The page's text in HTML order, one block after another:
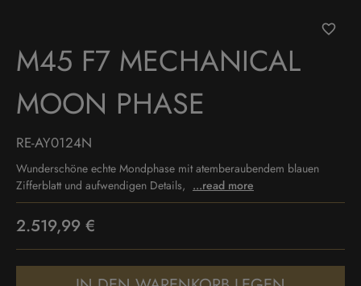
M45 F7 MECHANICAL
MOON PHASE
RE-AY0124N
Wunderschöne echte Mondphase mit atemberaubendem blauen
Zifferblatt und aufwendigen Details, ...read more
2.519,99 €